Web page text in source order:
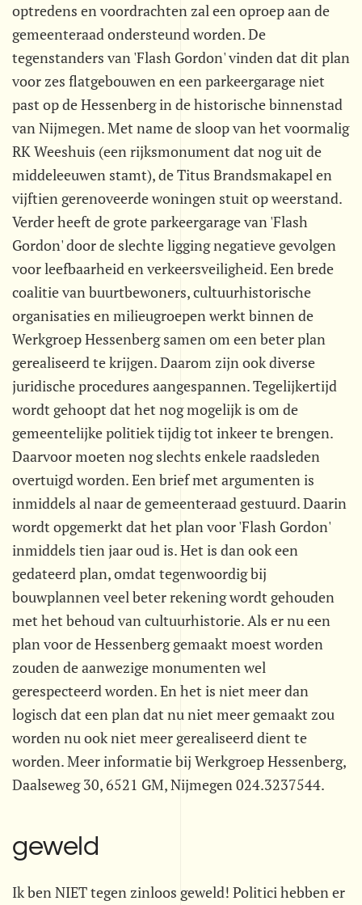
optredens en voordrachten zal een oproep aan de
gemeenteraad ondersteund worden. De
tegenstanders van 'Flash Gordon' vinden dat dit plan
voor zes flatgebouwen en een parkeergarage niet
past op de Hessenberg in de historische binnenstad
van Nijmegen. Met name de sloop van het voormalig
RK Weeshuis (een rijksmonument dat nog uit de
middeleeuwen stamt), de Titus Brandsmakapel en
vijftien gerenoveerde woningen stuit op weerstand.
Verder heeft de grote parkeergarage van 'Flash
Gordon' door de slechte ligging negatieve gevolgen
voor leefbaarheid en verkeersveiligheid. Een brede
coalitie van buurtbewoners, cultuurhistorische
organisaties en milieugroepen werkt binnen de
Werkgroep Hessenberg samen om een beter plan
gerealiseerd te krijgen. Daarom zijn ook diverse
juridische procedures aangespannen. Tegelijkertijd
wordt gehoopt dat het nog mogelijk is om de
gemeentelijke politiek tijdig tot inkeer te brengen.
Daarvoor moeten nog slechts enkele raadsleden
overtuigd worden. Een brief met argumenten is
inmiddels al naar de gemeenteraad gestuurd. Daarin
wordt opgemerkt dat het plan voor 'Flash Gordon'
inmiddels tien jaar oud is. Het is dan ook een
gedateerd plan, omdat tegenwoordig bij
bouwplannen veel beter rekening wordt gehouden
met het behoud van cultuurhistorie. Als er nu een
plan voor de Hessenberg gemaakt moest worden
zouden de aanwezige monumenten wel
gerespecteerd worden. En het is niet meer dan
logisch dat een plan dat nu niet meer gemaakt zou
worden nu ook niet meer gerealiseerd dient te
worden. Meer informatie bij Werkgroep Hessenberg,
Daalseweg 30, 6521 GM, Nijmegen 024.3237544.
geweld
Ik ben NIET tegen zinloos geweld! Politici hebben er